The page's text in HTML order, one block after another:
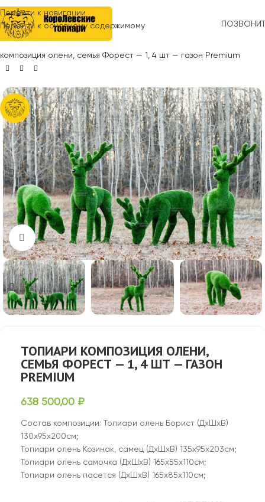
Перейти к навигации
Перейти к основному содержимому
Главная»Топиари»Животные
композиция олени, семья Форест — 1, 4 шт — газон Premium
Нажмите, чтобы увеличить
ТОПИАРИ КОМПОЗИЦИЯ ОЛЕНИ,
СЕМЬЯ ФОРЕСТ — 1, 4 ШТ — ГАЗОН
PREMIUM
638 500,00 ₽
Состав композиции: Топиари олень Борист (ДхШхВ)
130х95х200см;
Топиари олень Козинак, самец (ДхШхВ) 135х95х203см;
Топиари олень самочка (ДхШхВ) 165х55х110см;
Топиари олень пасется (ДхШхВ) 165х85х110см;